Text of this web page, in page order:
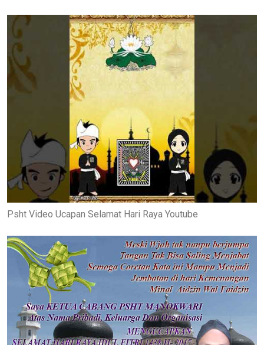
Psht Video Ucapan Selamat Hari Raya Youtube